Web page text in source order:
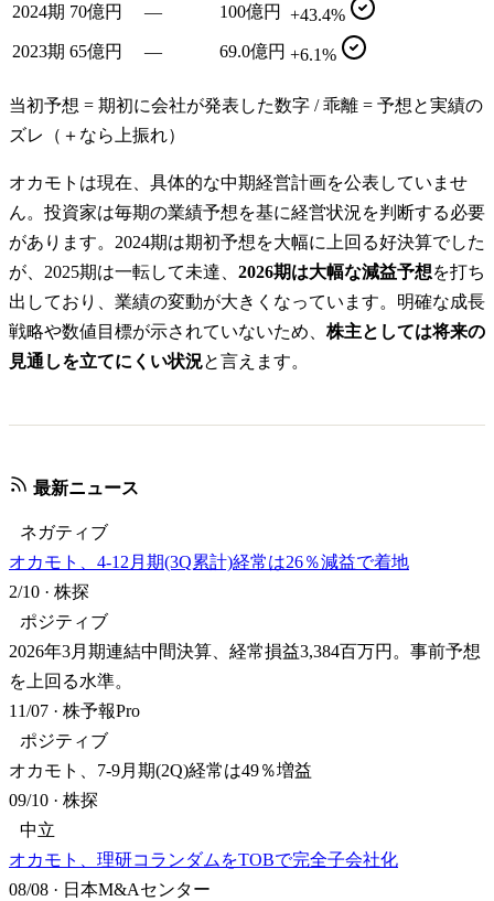
2024期 70億円 — 100億円
+43.4%
2023期 65億円 — 69.0億円 +6.1%
当初予想 = 期初に会社が発表した数字 / 乖離 = 予想と実績の
ズレ（＋なら上振れ）
オカモトは現在、具体的な中期経営計画を公表していませ
ん。投資家は毎期の業績予想を基に経営状況を判断する必要
があります。2024期は期初予想を大幅に上回る好決算でした
が、2025期は一転して未達、 2026期は大幅な減益予想を打ち
出しており、業績の変動が大きくなっています。明確な成長
戦略や数値目標が示されていないため、 株主としては将来の
見通しを立てにくい状況と言えます。
最新ニュース
ネガティブ
オカモト、4-12月期(3Q累計)経常は26％減益で着地
2/10 · 株探
ポジティブ
2026年3月期連結中間決算、経常損益3,384百万円。事前予想
を上回る水準。
11/07 · 株予報Pro
ポジティブ
オカモト、7-9月期(2Q)経常は49％増益
09/10 · 株探
中立
オカモト、理研コランダムをTOBで完全子会社化
08/08 · 日本M&Aセンター